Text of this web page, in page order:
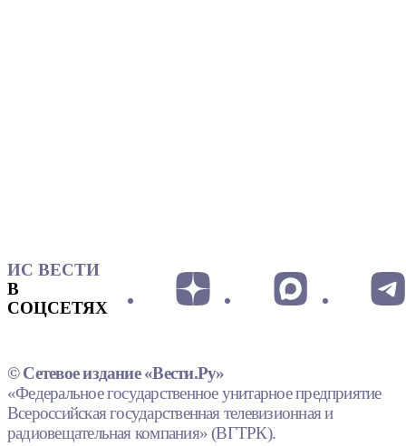
ИС ВЕСТИ
В
СОЦСЕТЯХ
© Сетевое издание «Вести.Ру»
«Федеральное государственное унитарное предприятие
Всероссийская государственная телевизионная и
радиовещательная компания» (ВГТРК).